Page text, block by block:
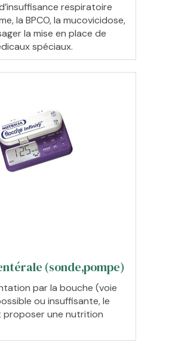
respiratoire
la BPCO, la mucovicidose,
la mise en place de
spéciaux.
(sonde,pompe)
par la bouche (voie
ou insuffisante, le
proposer une nutrition